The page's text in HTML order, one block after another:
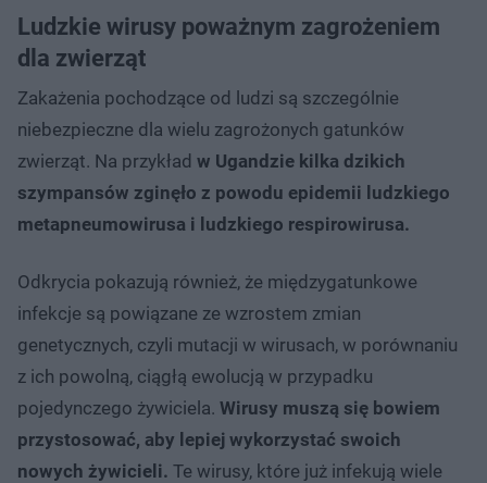
Ludzkie wirusy poważnym zagrożeniem
dla zwierząt
Zakażenia pochodzące od ludzi są szczególnie
niebezpieczne dla wielu zagrożonych gatunków
zwierząt. Na przykład w Ugandzie kilka dzikich
szympansów zginęło z powodu epidemii ludzkiego
metapneumowirusa i ludzkiego respirowirusa.
Odkrycia pokazują również, że międzygatunkowe
infekcje są powiązane ze wzrostem zmian
genetycznych, czyli mutacji w wirusach, w porównaniu
z ich powolną, ciągłą ewolucją w przypadku
pojedynczego żywiciela. Wirusy muszą się bowiem
przystosować, aby lepiej wykorzystać swoich
nowych żywicieli. Te wirusy, które już infekują wiele